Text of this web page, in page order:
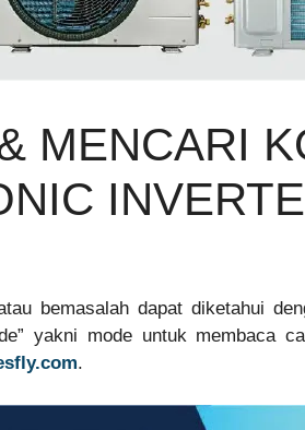
MENCARI
bemasalah dapat diketahui
yakni mode untuk membaca
.